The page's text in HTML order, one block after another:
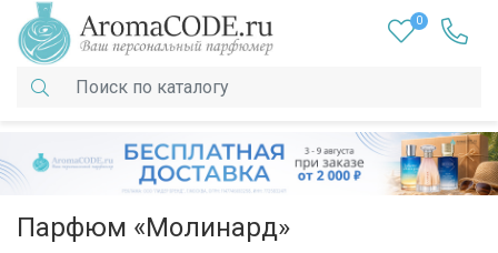
0
Парфюм «Молинард»